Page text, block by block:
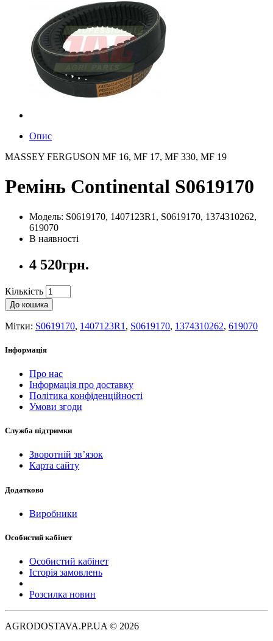
Опис
MASSEY FERGUSON MF 16, MF 17, MF 330, MF 19
Ремінь Continental S0619170
Модель: S0619170, 1407123R1, S0619170, 1374310262,
619070
В наявності
4 520грн.
Кількість
До кошика
Мітки: S0619170, 1407123R1 , S0619170, 1374310262, 619070
Інформація
Про нас
Інформація про доставку
Політика конфіденційності
Умови згоди
Служба підтримки
Зворотній зв’язок
Карта сайту
Додатково
Виробники
Особистий кабінет
Особистий кабінет
Історія замовлень
Розсилка новин
AGRODOSTAVA.PP.UA © 2026